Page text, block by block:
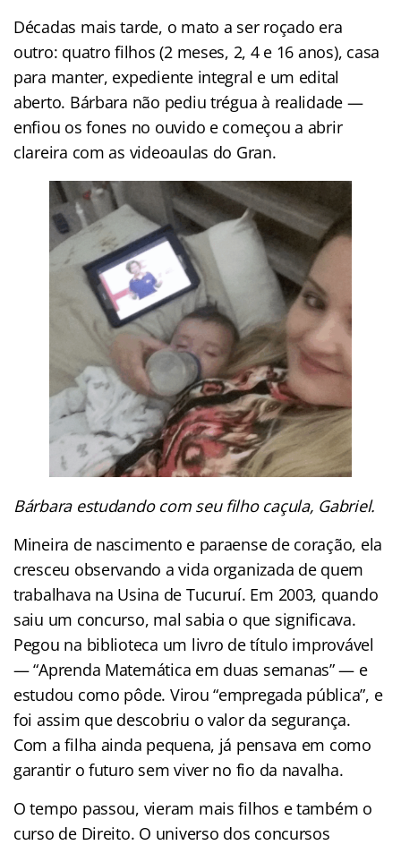
Décadas mais tarde, o mato a ser roçado era
outro: quatro filhos (2 meses, 2, 4 e 16 anos), casa
para manter, expediente integral e um edital
aberto. Bárbara não pediu trégua à realidade —
enfiou os fones no ouvido e começou a abrir
clareira com as videoaulas do Gran.
Bárbara estudando com seu filho caçula, Gabriel.
Mineira de nascimento e paraense de coração, ela
cresceu observando a vida organizada de quem
trabalhava na Usina de Tucuruí. Em 2003, quando
saiu um concurso, mal sabia o que significava.
Pegou na biblioteca um livro de título improvável
— “Aprenda Matemática em duas semanas” — e
estudou como pôde. Virou “empregada pública”, e
foi assim que descobriu o valor da segurança.
Com a filha ainda pequena, já pensava em como
garantir o futuro sem viver no fio da navalha.
O tempo passou, vieram mais filhos e também o
curso de Direito. O universo dos concursos